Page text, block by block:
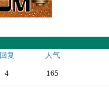
回复 人气
4 165